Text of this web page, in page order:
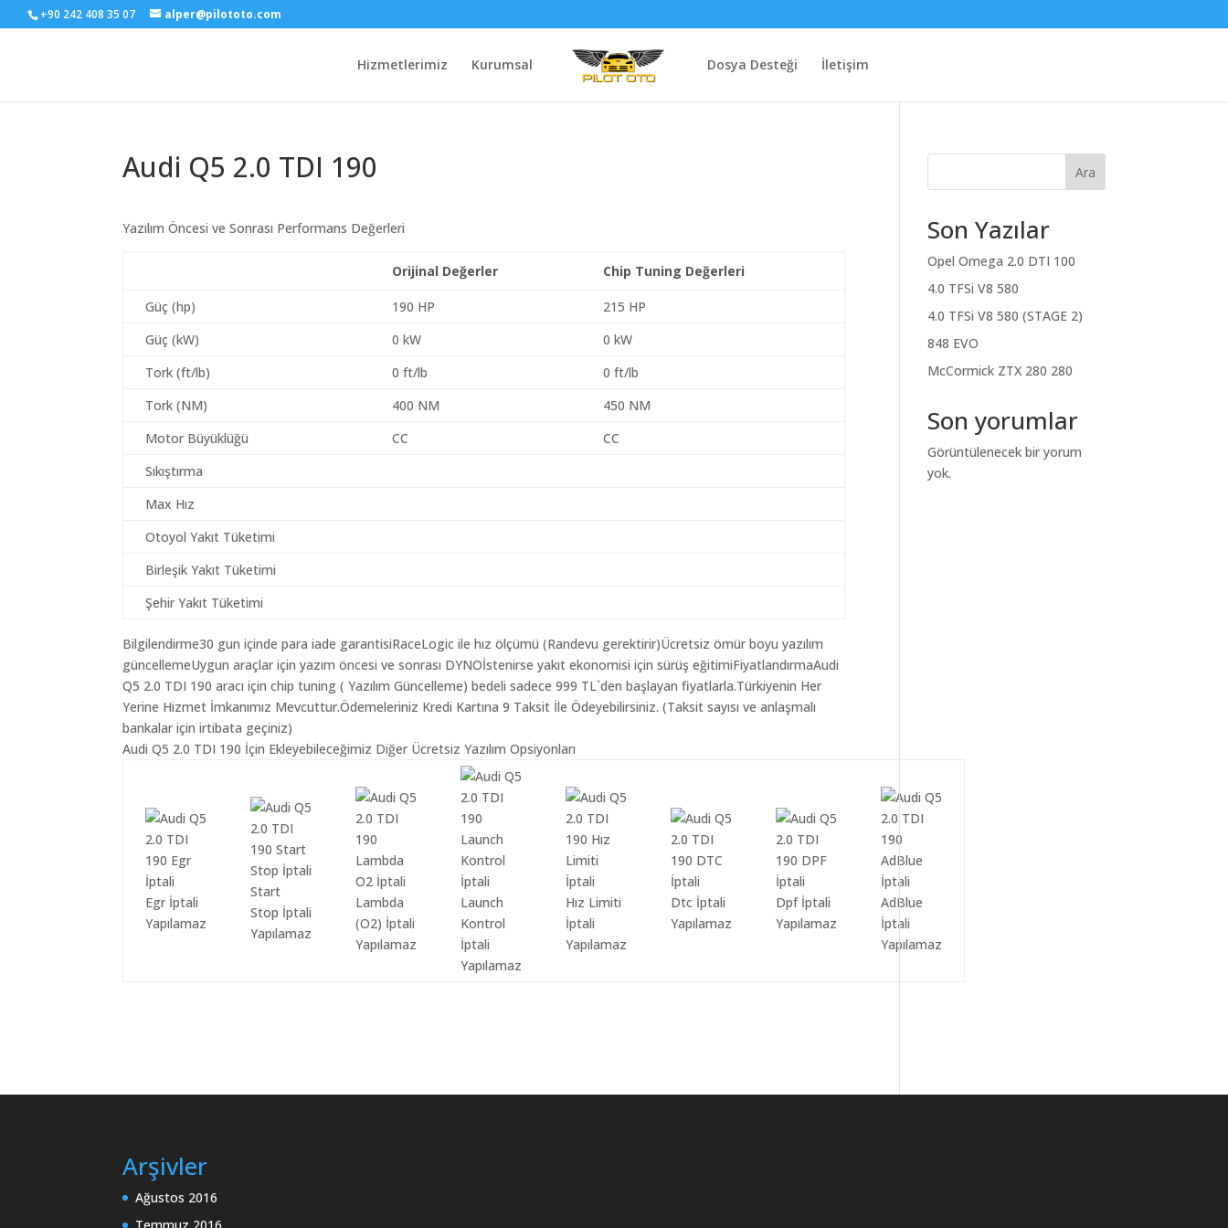
+90 242 408 35 07 alper@pilototo.com
Hizmetlerimiz Kurumsal Dosya Desteği İletişim
Audi Q5 2.0 TDI 190
Yazılım Öncesi ve Sonrası Performans Değerleri
Orijinal Değerler Chip Tuning Değerleri
Güç (hp) 190 HP
215 HP
Güç (kW)
0 kW
0 kW
Tork (ft/lb)
0 ft/lb
0 ft/lb
Tork (NM)
400 NM
450 NM
Motor Büyüklüğü
CC
CC
Sıkıştırma
Max Hız
Otoyol Yakıt Tüketimi
Birleşik Yakıt Tüketimi
Şehir Yakıt Tüketimi
Bilgilendirme30 gun içinde para iade garantisiRaceLogic ile hız ölçümü (Randevu gerektirir)Ücretsiz ömür boyu yazılım
güncellemeUygun araçlar için yazım öncesi ve sonrası DYNOİstenirse yakıt ekonomisi için sürüş eğitimiFiyatlandırmaAudi
Q5 2.0 TDI 190 aracı için chip tuning ( Yazılım Güncelleme) bedeli sadece 999 TL`den başlayan fiyatlarla.Türkiyenin Her
Yerine Hizmet İmkanımız Mevcuttur.Ödemeleriniz Kredi Kartına 9 Taksit İle Ödeyebilirsiniz. (Taksit sayısı ve anlaşmalı
bankalar için irtibata geçiniz)
Audi Q5 2.0 TDI 190 İçin Ekleyebileceğimiz Diğer Ücretsiz Yazılım Opsiyonları
Egr İptali
Yapılamaz
Start
Stop İptali
Yapılamaz
Lambda
(O2) İptali
Yapılamaz
Launch
Kontrol
İptali
Yapılamaz
Hız Limiti
İptali
Yapılamaz
Dtc İptali
Yapılamaz
Dpf İptali
Yapılamaz
AdBlue
İptali
Yapılamaz
Ara
Son Yazılar
Opel Omega 2.0 DTI 100
4.0 TFSi V8 580
4.0 TFSi V8 580 (STAGE 2)
848 EVO
McCormick ZTX 280 280
Son yorumlar
Görüntülenecek bir yorum
yok.
Arşivler
Ağustos 2016
Temmuz 2016